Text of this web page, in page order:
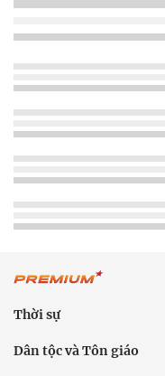
Thời sự
Dân tộc và Tôn giáo